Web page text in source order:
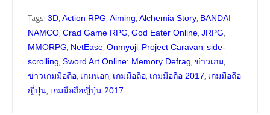
Tags: 3D, Action RPG, Aiming, Alchemia Story, BANDAI
NAMCO, Crad Game RPG, God Eater Online, JRPG,
MMORPG, NetEase, Onmyoji, Project Caravan, side-
scrolling, Sword Art Online: Memory Defrag, ข่าวเกม,
ข่าวเกมมือถือ, เกมนอก, เกมมือถือ, เกมมือถือ 2017, เกมมือถือ
ญี่ปุ่น, เกมมือถือญี่ปุ่น 2017